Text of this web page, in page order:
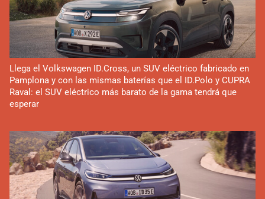
Llega el Volkswagen ID.Cross, un SUV eléctrico fabricado en
Pamplona y con las mismas baterías que el ID.Polo y CUPRA
Raval: el SUV eléctrico más barato de la gama tendrá que
esperar